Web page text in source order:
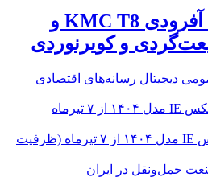
مقایسه قابلیت‌های آفرودی KMC T8 و
دیجیتال رسانه‌های اقتصادی
شروع فروش تیگو ۸ پرومکس IE مدل ۱۴۰۴ از ۷ تیرماه (ظرفیت